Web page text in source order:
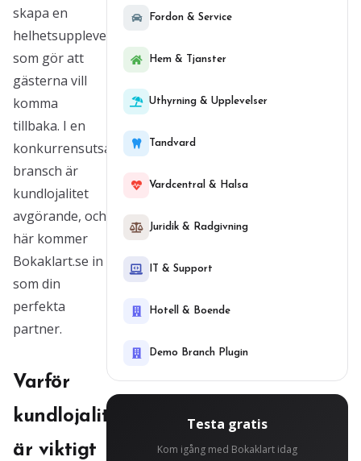
skapa en
helhetsupplevelse
som gör att
gästerna vill
komma
tillbaka. I en
konkurrensutsatt
bransch är
kundlojalitet
avgörande, och
här kommer
Bokaklart.se in
som din
perfekta
partner.
Varför
kundlojalitet
är viktigt
Fordon & Service
Hem & Tjanster
Uthyrning & Upplevelser
Tandvard
Vardcentral & Halsa
Juridik & Radgivning
IT & Support
Hotell & Boende
Demo Branch Plugin
Testa gratis
Kom igång med Bokaklart idag